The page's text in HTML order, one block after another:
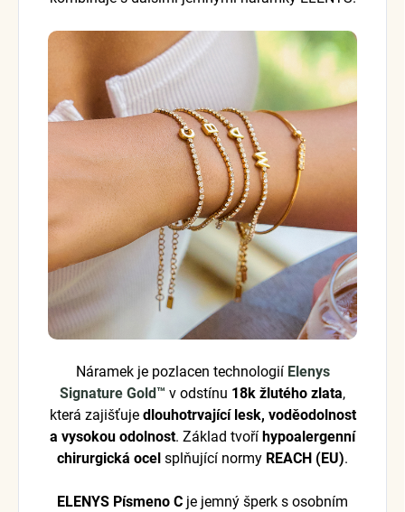
Náramek je pozlacen technologií Elenys
Signature Gold™ v odstínu 18k žlutého zlata,
která zajišťuje dlouhotrvající lesk, voděodolnost
a vysokou odolnost. Základ tvoří hypoalergenní
chirurgická ocel splňující normy REACH (EU).
ELENYS Písmeno C je jemný šperk s osobním